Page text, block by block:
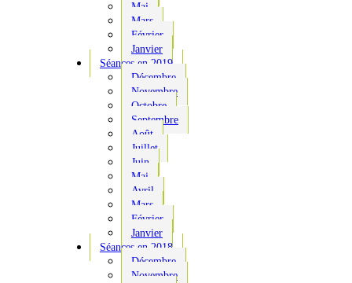
Mai
Mars
Février
Janvier
Séances en 2019
Décembre
Novembre
Octobre
Septembre
Août
Juillet
Juin
Mai
Avril
Mars
Février
Janvier
Séances en 2018
Décembre
Novembre